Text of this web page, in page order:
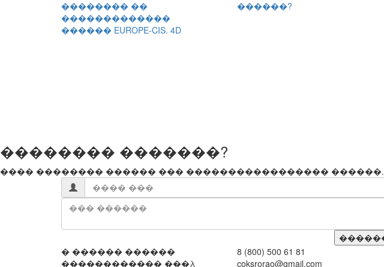
�������� ��
�������������
������ EUROPE-CIS. 4D
������?
�������� �������?
���� �������� ������ ��� ����������������� ������.
� ������ ������
������������ ���λ
8 (800) 500 61 81
coksrorao@gmail.com